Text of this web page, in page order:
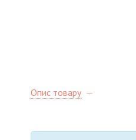
Опис товару